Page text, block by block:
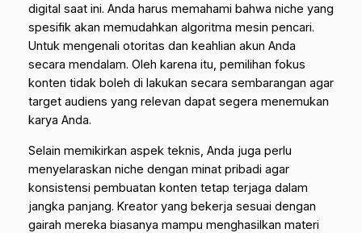
digital saat ini. Anda harus memahami bahwa niche yang
spesifik akan memudahkan algoritma mesin pencari.
Untuk mengenali otoritas dan keahlian akun Anda
secara mendalam. Oleh karena itu, pemilihan fokus
konten tidak boleh di lakukan secara sembarangan agar
target audiens yang relevan dapat segera menemukan
karya Anda.
Selain memikirkan aspek teknis, Anda juga perlu
menyelaraskan niche dengan minat pribadi agar
konsistensi pembuatan konten tetap terjaga dalam
jangka panjang. Kreator yang bekerja sesuai dengan
gairah mereka biasanya mampu menghasilkan materi